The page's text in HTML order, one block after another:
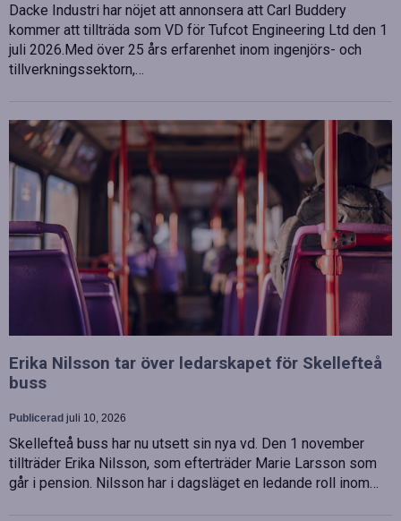
Dacke Industri har nöjet att annonsera att Carl Buddery
kommer att tillträda som VD för Tufcot Engineering Ltd den 1
juli 2026.Med över 25 års erfarenhet inom ingenjörs- och
tillverkningssektorn,…
Erika Nilsson tar över ledarskapet för Skellefteå
buss
Publicerad juli 10, 2026
Skellefteå buss har nu utsett sin nya vd. Den 1 november
tillträder Erika Nilsson, som efterträder Marie Larsson som
går i pension. Nilsson har i dagsläget en ledande roll inom…